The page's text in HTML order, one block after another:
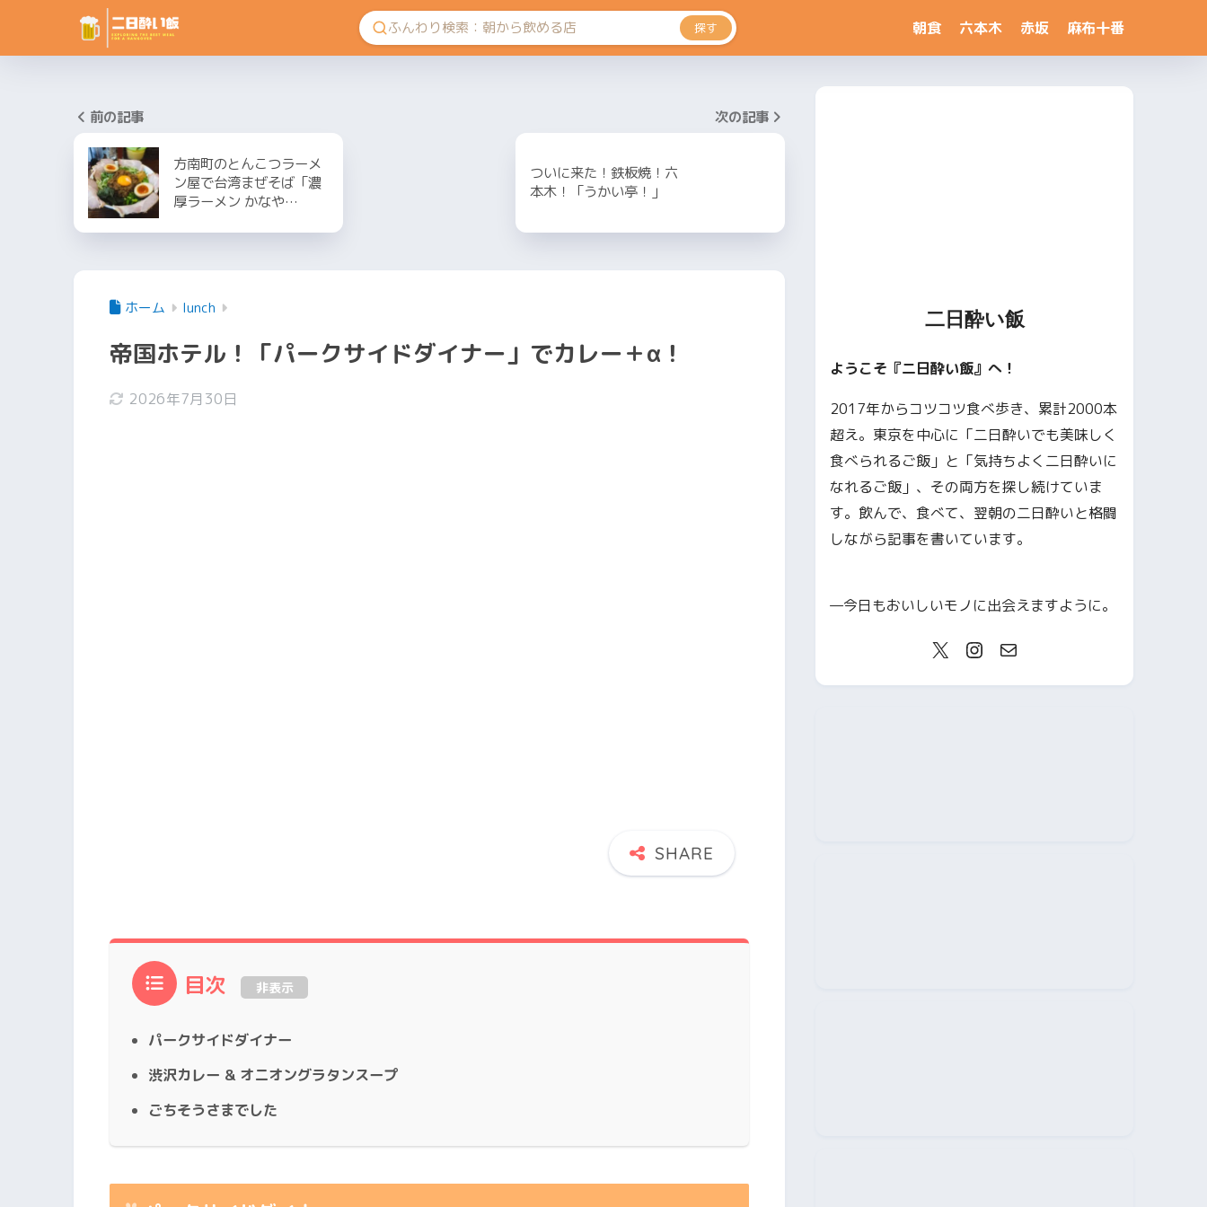
探す 朝食 六本木 赤坂 麻布十番
前の記事
方南町のとんこつラーメ
ン屋で台湾まぜそば「濃
厚ラーメン かなや…
次の記事
ついに来た！鉄板焼！六
本木！「うかい亭！」
ホーム lunch
帝国ホテル！「パークサイドダイナー」でカレー＋α！
2026年7月30日
目次 非表示
パークサイドダイナー
渋沢カレー & オニオングラタンスープ
ごちそうさまでした
二日酔い飯
ようこそ『二日酔い飯』へ！
2017年からコツコツ食べ歩き、累計2000本
超え。東京を中心に「二日酔いでも美味しく
食べられるご飯」と「気持ちよく二日酔いに
なれるご飯」、その両方を探し続けていま
す。飲んで、食べて、翌朝の二日酔いと格闘
しながら記事を書いています。
—今日もおいしいモノに出会えますように。